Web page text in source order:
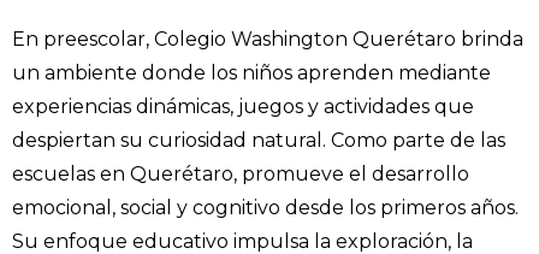
En preescolar, Colegio Washington Querétaro brinda
un ambiente donde los niños aprenden mediante
experiencias dinámicas, juegos y actividades que
despiertan su curiosidad natural. Como parte de las
escuelas en Querétaro, promueve el desarrollo
emocional, social y cognitivo desde los primeros años.
Su enfoque educativo impulsa la exploración, la